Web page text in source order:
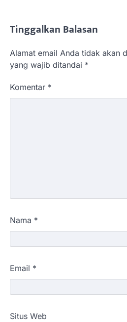
Tinggalkan Balasan
Alamat email Anda tidak akan
yang wajib ditandai *
Komentar *
Nama *
Email *
Situs Web